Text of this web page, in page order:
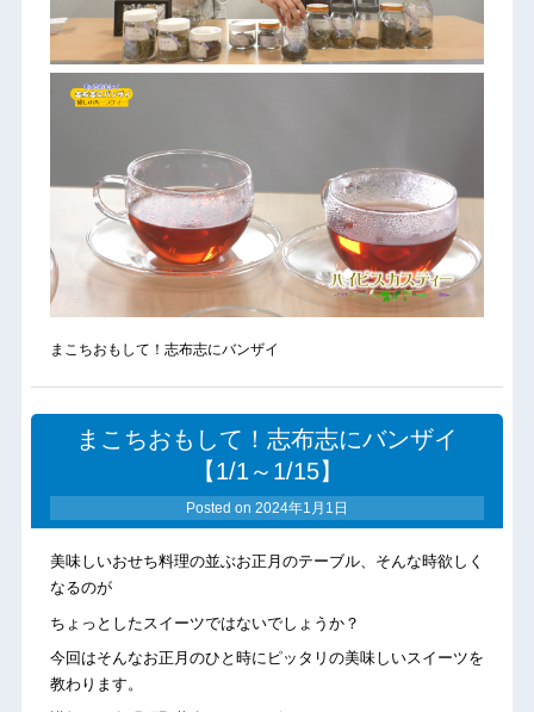
まこちおもして！志布志にバンザイ
まこちおもして！志布志にバンザイ
【1/1～1/15】
Posted on 2024年1月1日
美味しいおせち料理の並ぶお正月のテーブル、そんな時欲しく
なるのが
ちょっとしたスイーツではないでしょうか？
今回はそんなお正月のひと時にピッタリの美味しいスイーツを
教わります。